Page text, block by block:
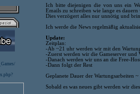
Ich bitte diejenigen die von uns ein
Emails zu schreiben wie lange es
Dies verzögert alles nur unnötig und
Ich werde die News regelmäßig
Update:
Zeitplan:
-Ab ~21 uhr werden wir mit den
-Zuerst werden wir die Gameserver und
-Danach werden wir uns an die Free-
-Dann folgt der Rest
Geplanete Dauer der Wartungsarbeiten
Sobald es was neues gibt werden wir